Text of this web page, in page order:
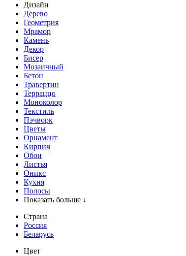
Дизайн
Дерево
Геометрия
Мрамор
Камень
Декор
Бисер
Мозаичный
Бетон
Травертин
Терраццо
Моноколор
Текстиль
Пэчворк
Цветы
Орнамент
Кирпич
Обои
Листья
Оникс
Кухня
Полосы
Показать больше ↓
Страна
Россия
Беларусь
Цвет